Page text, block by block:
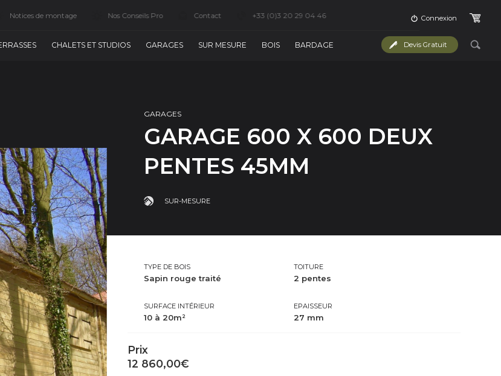
CHALETS ET STUDIOS GARAGES SUR MESURE BOIS BARDAGE
Notices de montage Nos Conseils Pro Contact +33 (0)3 20 29 04 46
Devis Gratuit
Connexion
GARAGES
GARAGE 600 X 600 DEUX
PENTES 45MM
SUR-MESURE
TYPE DE BOIS
Sapin rouge traité
TOITURE
2 pentes
SURFACE INTÉRIEUR
10 à 20m²
EPAISSEUR
27 mm
Prix
12 860,00€